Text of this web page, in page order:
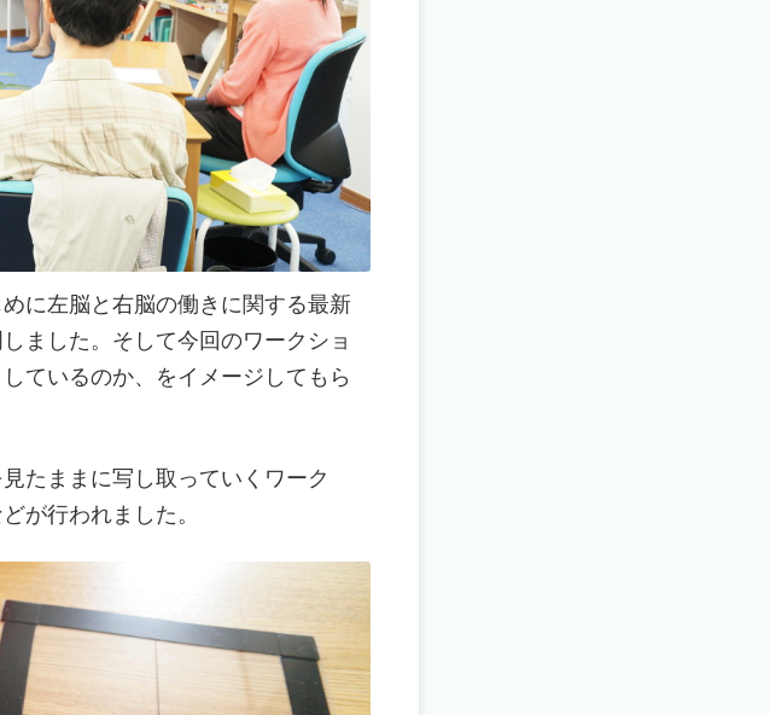
に左脳と右脳の働きに関する最新
ました。そして今回のワークショ
ているのか、をイメージしてもら
たままに写し取っていくワーク
が行われました。